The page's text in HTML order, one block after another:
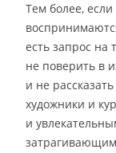
Тем более,
есть запрос
не поверить в
и не
художники и
и